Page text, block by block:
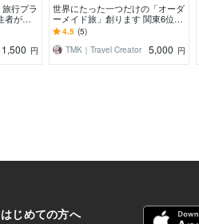
行プラ
がプ
す。
1,500 円
世界にたった一つだけの「オーダ
ーメイド旅」創ります 関東6位の
成績を持つ「現役トラベルコンシ
ェルジュ」サポート！
4.5 (5)
TMK｜Travel Creator
5,000 円